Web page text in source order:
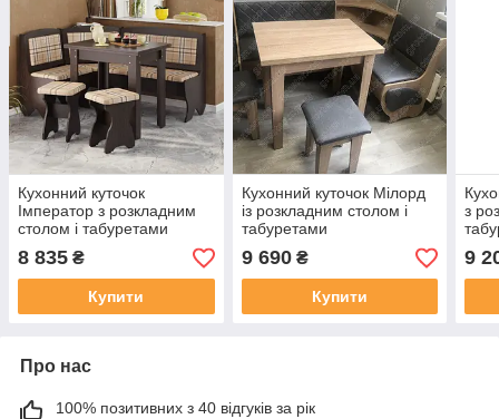
Кухонний куточок
Імператор з розкладним
столом і табуретами
8 835 ₴
Купити
Кухонний куточок Мілорд
із розкладним столом і
табуретами
9 690₴
Купити
з
9
Про нас
100% позитивних з 40 відгуків за рік